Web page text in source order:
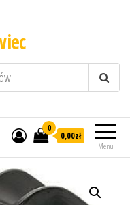
Menu
0
0,00zł